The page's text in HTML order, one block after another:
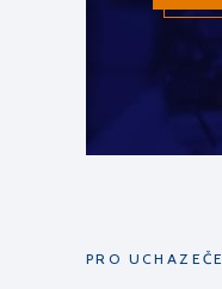
PRO UCHAZEČE